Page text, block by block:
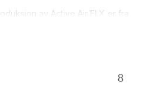
av Active Air FLX er fra
paraply etc.